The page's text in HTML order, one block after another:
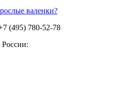
валенки?
(495) 780-52-78
России: